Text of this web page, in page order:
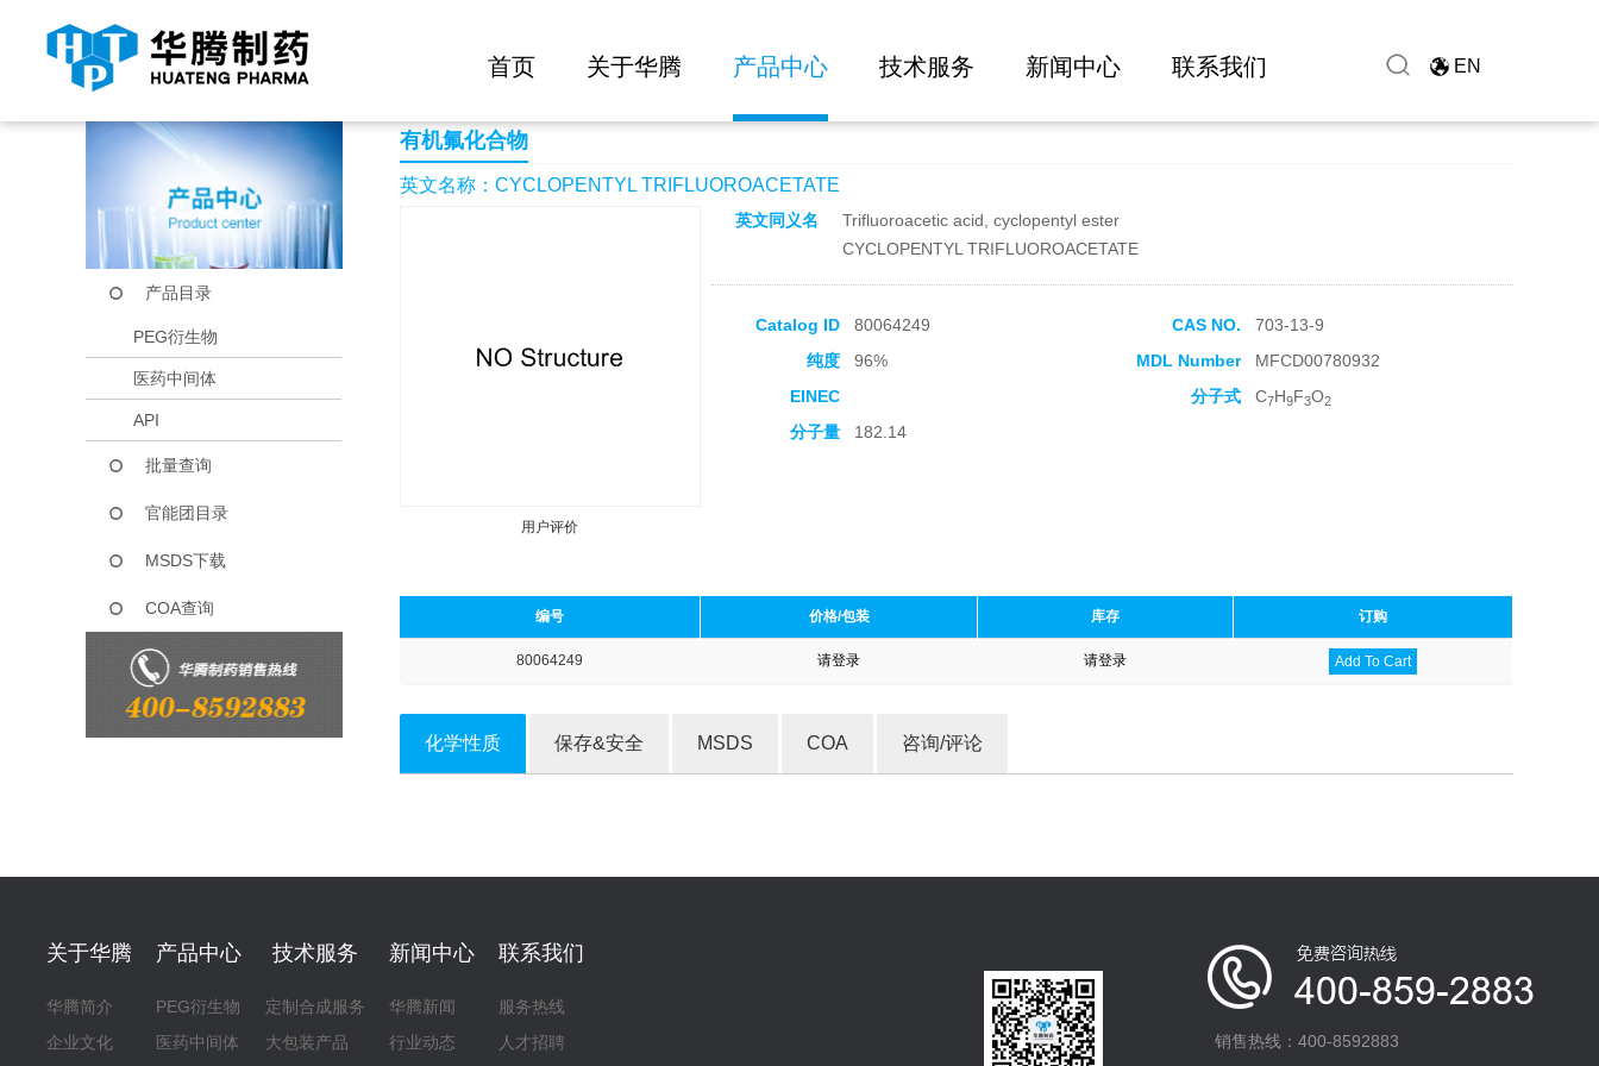
首页 关于华腾 产品中心 技术服务 新闻中心 联系我们 EN
当前位置： 首页 产品中心 CYCLOPENTYL TRIFLUOROACETATE
产品目录
PEG衍生物
医药中间体
API
批量查询
官能团目录
MSDS下载
COA查询
有机氟化合物
英文名称：CYCLOPENTYL TRIFLUOROACETATE
用户评价
英文同义名
Trifluoroacetic acid, cyclopentyl ester
CYCLOPENTYL TRIFLUOROACETATE
Catalog ID 80064249 CAS NO.
703-13-9
纯度
96% MDL Number
MFCD00780932
EINEC
分子式 C7H9F3O2
分子量 182.14
编号 价格/包装 库存 订购
80064249 请登录 请登录 Add To Cart
化学性质 保存&安全 MSDS COA 咨询/评论
关于华腾
华腾简介
企业文化
产品中心
PEG衍生物
医药中间体
技术服务
定制合成服务
大包装产品
新闻中心
华腾新闻
行业动态
联系我们
服务热线
人才招聘
销售热线：400-8592883